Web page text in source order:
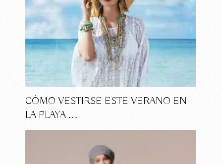
CÓMO VESTIRSE ESTE VERANO EN
LA PLAYA …